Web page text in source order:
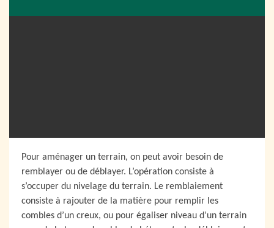
Pour aménager un terrain, on peut avoir besoin de
remblayer ou de déblayer. L’opération consiste à
s’occuper du nivelage du terrain. Le remblaiement
consiste à rajouter de la matière pour remplir les
combles d’un creux, ou pour égaliser niveau d’un terrain